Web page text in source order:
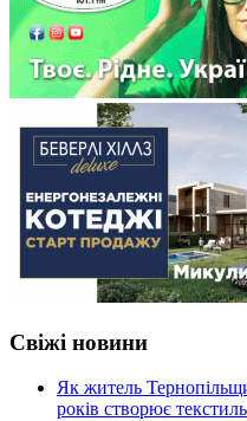
Свіжі новини
Як житель
років створює текстиль